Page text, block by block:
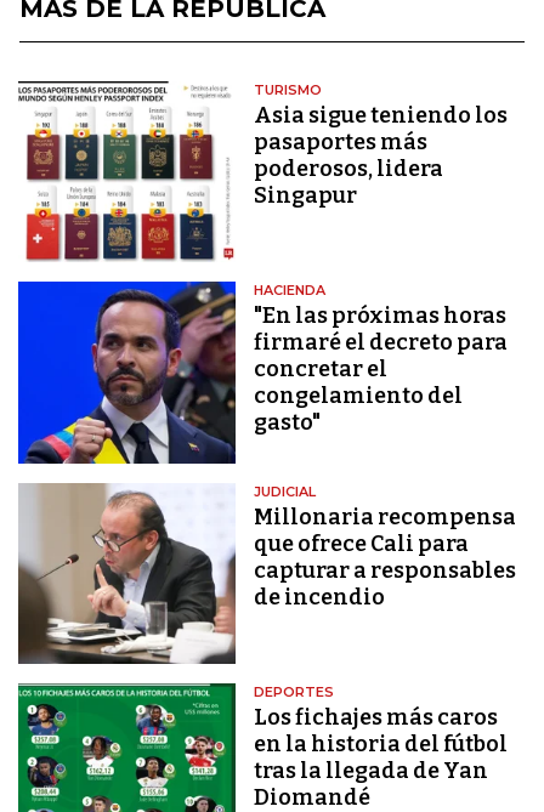
MÁS DE LA REPÚBLICA
TURISMO
Asia sigue teniendo los
pasaportes más
poderosos, lidera
Singapur
HACIENDA
"En las próximas horas
firmaré el decreto para
concretar el
congelamiento del
gasto"
JUDICIAL
Millonaria recompensa
que ofrece Cali para
capturar a responsables
de incendio
DEPORTES
Los fichajes más caros
en la historia del fútbol
tras la llegada de Yan
Diomandé